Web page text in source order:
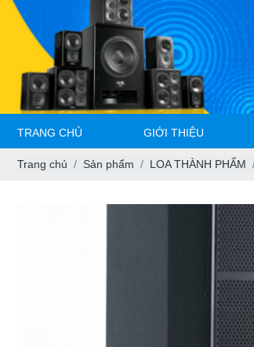
TRANG CHỦ GIỚI THIỆU
Trang chủ Sản phẩm LOA THÀNH PHẨM